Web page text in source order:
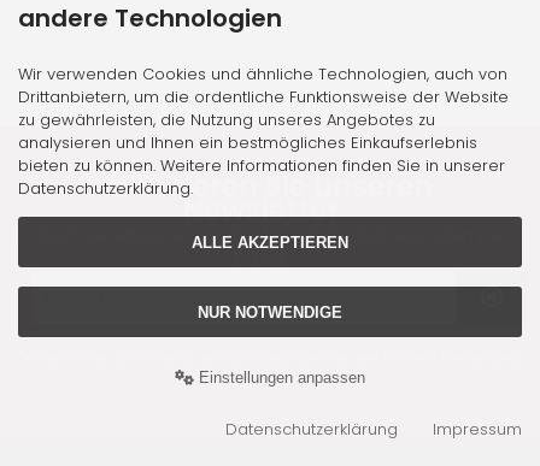
Abonnieren Sie unseren
Newsletter
Kostenlose exklusive Angebote und Produktneuheiten per
wieder abbestellt werden.
andere Technologien
Wir verwenden Cookies und ähnliche Technologien, auch von
Drittanbietern, um die ordentliche Funktionsweise der Website
zu gewährleisten, die Nutzung unseres Angebotes zu
analysieren und Ihnen ein bestmögliches Einkaufserlebnis
bieten zu können. Weitere Informationen finden Sie in unserer
Datenschutzerklärung.
ALLE AKZEPTIEREN
NUR NOTWENDIGE
Einstellungen anpassen
Datenschutzerklärung Impressum